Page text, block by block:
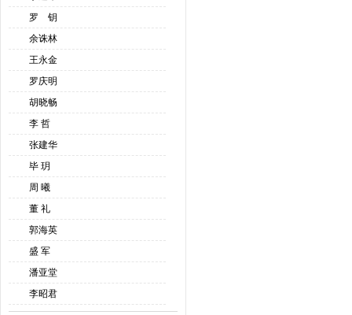
罗 钥
余诛林
王永金
罗庆明
胡晓畅
李 哲
张建华
毕 玥
周 曦
董 礼
郭海英
盛 军
潘亚堂
李昭君